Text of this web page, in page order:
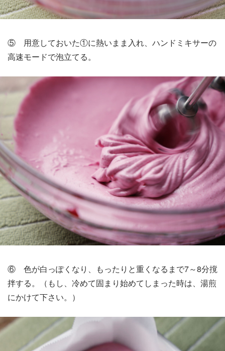
⑤ 用意しておいた①に熱いまま入れ、ハンドミキサーの
高速モードで泡立てる。
⑥ 色が白っぽくなり、もったりと重くなるまで7～8分撹
拌する。（もし、冷めて固まり始めてしまった時は、湯煎
にかけて下さい。）